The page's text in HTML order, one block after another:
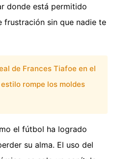
donde está permitido
sin que nadie te
de Frances Tiafoe en el
rompe los moldes
el fútbol ha logrado
su alma. El uso del